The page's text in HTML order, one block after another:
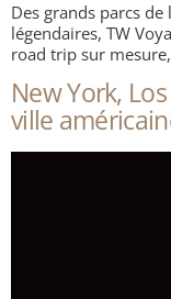
Des grands parcs
légendaires, TW
road trip sur
New York,
ville